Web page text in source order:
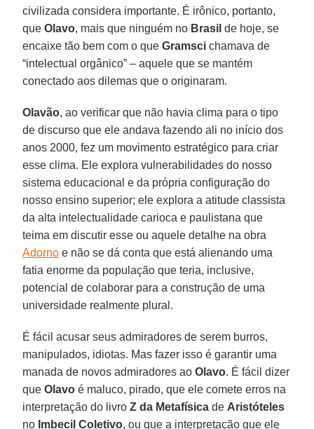
civilizada considera importante. É irônico, portanto,
queOlavo, mais que ninguém no Brasil de hoje, se
encaixe tão bem com o queGramsci chamava de
“intelectual orgânico” – aquele que se mantém
conectado aos dilemas que o originaram.
Olavão, ao verificar que não havia clima para o tipo
de discurso que ele andava fazendo ali no início dos
anos 2000, fez um movimento estratégico para criar
esse clima. Ele explora vulnerabilidades do nosso
sistema educacional e da própria configuração do
nosso ensino superior; ele explora a atitude classista
da alta intelectualidade carioca e paulistana que
teima em discutir esse ou aquele detalhe na obra
Adorno e não se dá conta que está alienando uma
fatia enorme da população que teria, inclusive,
potencial de colaborar para a construção de uma
universidade realmente plural.
É fácil acusar seus admiradores de serem burros,
manipulados, idiotas. Mas fazer isso é garantir uma
manada de novos admiradores aoOlavo. É fácil dizer
queOlavo é maluco, pirado, que ele comete erros na
interpretação do livroZ da Metafísica de Aristóteles
no Imbecil Coletivo, ou que a interpretação que ele